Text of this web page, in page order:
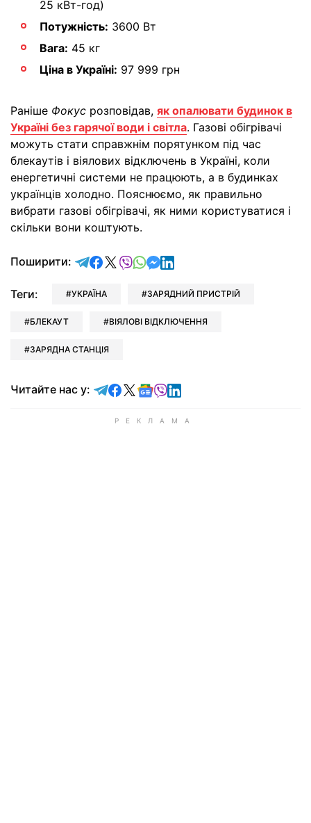
25 кВт-год)
Потужність: 3600 Вт
Вага: 45 кг
Ціна в Україні: 97 999 грн
Раніше Фокус розповідав, як опалювати будинок в
Україні без гарячої води і світла. Газові обігрівачі
можуть стати справжнім порятунком під час
блекаутів і віялових відключень в Україні, коли
енергетичні системи не працюють, а в будинках
українців холодно. Пояснюємо, як правильно
вибрати газові обігрівачі, як ними користуватися і
скільки вони коштують.
Поширити: відправити у Telegram
поділитись у Facebook
поділитись у X
відправити у Viber
відправити у Whatsapp
відправити у Messenger
відправити у LinkedIn
Теги: УКРАЇНА ЗАРЯДНИЙ ПРИСТРІЙ
БЛЕКАУТ ВІЯЛОВІ ВІДКЛЮЧЕННЯ
ЗАРЯДНА СТАНЦІЯ
Читайте нас у: Читайте у Telegram
Читайте у Facebook
Читайте у X
Читайте у Google news
Читайте у Viber
Читайте у LinkedIn